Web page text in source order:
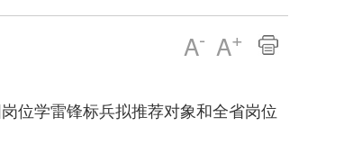
A- A+
位学雷锋标兵拟推荐对象和全省岗位